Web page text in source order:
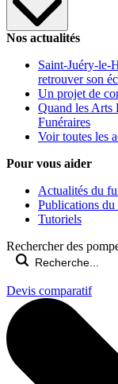
Nos actualités
Saint-Juéry-le-
retrouver son
Un projet de
Quand les Arts
Funéraires
Voir toutes les
Pour vous aider
Actualités du
Publications du
Tutoriels
Rechercher des
Devis comparatif